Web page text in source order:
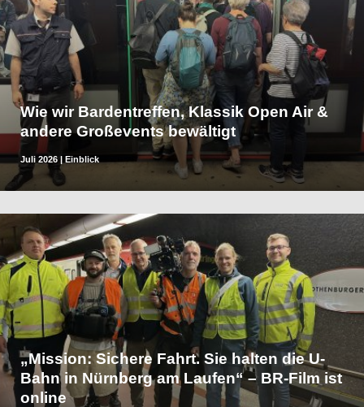
Wie wir Bardentreffen, Klassik Open Air &
andere Großevents bewältigt
Juli 2026 | Einblick
„Mission: Sichere Fahrt. Sie halten die U-
Bahn in Nürnberg am Laufen“ – BR-Film ist
online